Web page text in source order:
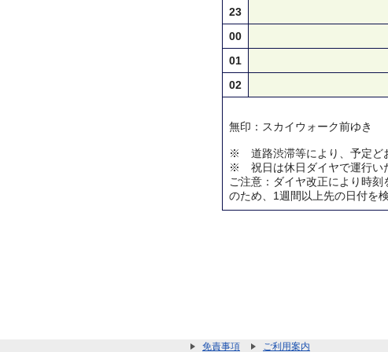
23
00
01
02
無印：スカイウォーク前ゆき
※ 道路渋滞等により、予定ど
※ 祝日は休日ダイヤで運行い
ご注意：ダイヤ改正により時
のため、1週間以上先の日付を
免責事項 ご利用案内